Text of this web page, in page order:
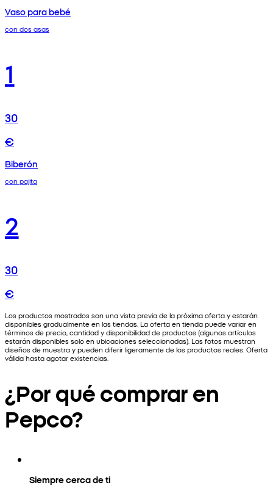
Vaso para bebé
con dos asas
1
30
€
Biberón
con pajita
2
30
€
Los productos mostrados son una vista previa de la próxima oferta y estarán
disponibles gradualmente en las tiendas. La oferta en tienda puede variar en
términos de precio, cantidad y disponibilidad de productos (algunos artículos
estarán disponibles solo en ubicaciones seleccionadas). Las fotos muestran
diseños de muestra y pueden diferir ligeramente de los productos reales. Oferta
válida hasta agotar existencias.
¿Por qué comprar en
Pepco?
Siempre cerca de ti